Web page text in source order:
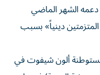
الشهر الماضي
دينياً» بسبب
(30 عاماً) من مستوطنة ألون شيفوت في